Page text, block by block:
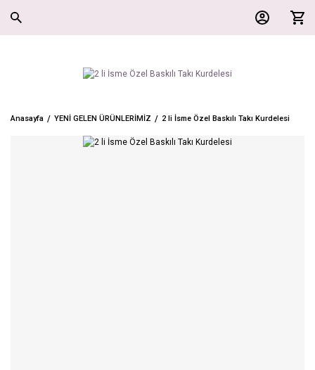
Anasayfa YENİ GELEN ÜRÜNLERİMİZ 2 li İsme Özel Baskılı Takı Kurdelesi